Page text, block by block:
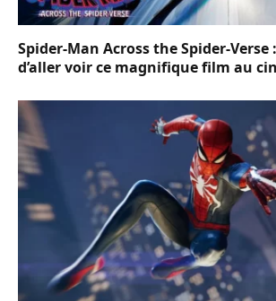
Spider-Man Across the Spider-Verse
d’aller voir ce magnifique film au